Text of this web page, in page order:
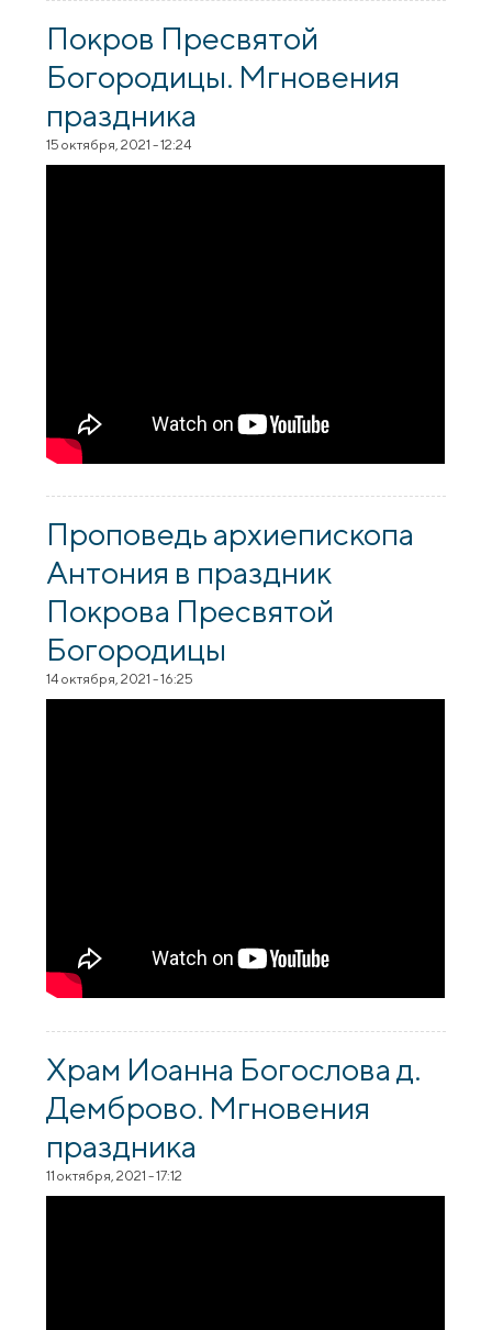
Покров Пресвятой
Богородицы. Мгновения
праздника
15 октября, 2021 - 12:24
Проповедь архиепископа
Антония в праздник
Покрова Пресвятой
Богородицы
14 октября, 2021 - 16:25
Храм Иоанна Богослова д.
Демброво. Мгновения
праздника
11 октября, 2021 - 17:12